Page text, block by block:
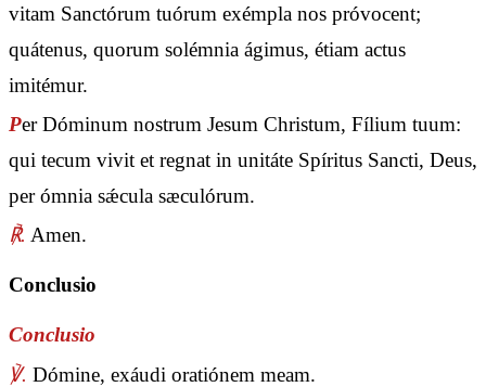
vitam Sanctórum tuórum exémpla nos próvocent;
quátenus, quorum solémnia ágimus, étiam actus
imitémur.
Per Dóminum nostrum Jesum Christum, Fílium tuum:
qui tecum vivit et regnat in unitáte Spíritus Sancti, Deus,
per ómnia sǽcula sæculórum.
℟. Amen.
Conclusio
Conclusio
℣. Dómine, exáudi oratiónem meam.